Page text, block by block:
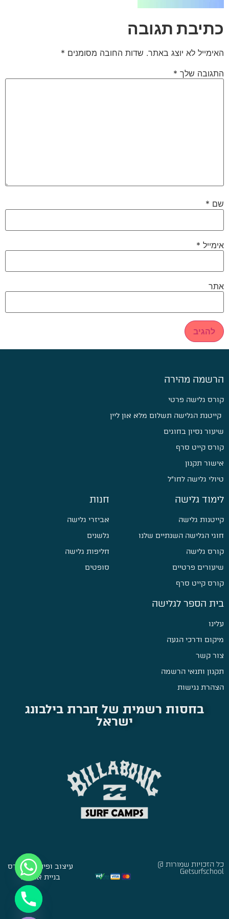
כתיבת תגובה
האימייל לא יוצג באתר. שדות החובה מסומנים *
התגובה שלך *
שם *
אימייל *
אתר
הרשמה מהירה
קורס גלישה פרטי
קייטנת הגלישה תשלום מלא און ליין
שיעור נסיון בחוגים
קורס קייט סרף
אישור תקנון
טיולי גלישה לחו״ל
לימוד גלישה
קייטנות גלישה
חוגי הגלישה השנתיים שלנו
קורס גלישה
שיעורים פרטיים
קורס קייט סרף
חנות
אביזרי גלישה
גלשנים
חליפות גלישה
סופטים
בית הספר לגלישה
עלינו
מיקום ודרכי הגעה
צור קשר
תקנון ותנאי הרשמה
הצהרת נגישות
בחסות רשמית של חברת בילבונג
ישראל
כל הזכויות שמורות @
Getsurfschool
עיצוב ופיתוח:סברס
בניית אתרים
Hide chaty